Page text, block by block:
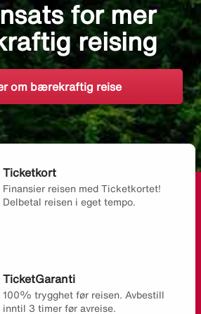
for mer
reising
om bærekraftig reise
Ticketkort
Finansier reisen med Ticketkortet!
Delbetal reisen i eget tempo.
TicketGaranti
100% trygghet før reisen. Avbestill
inntil 3 timer før avreise.